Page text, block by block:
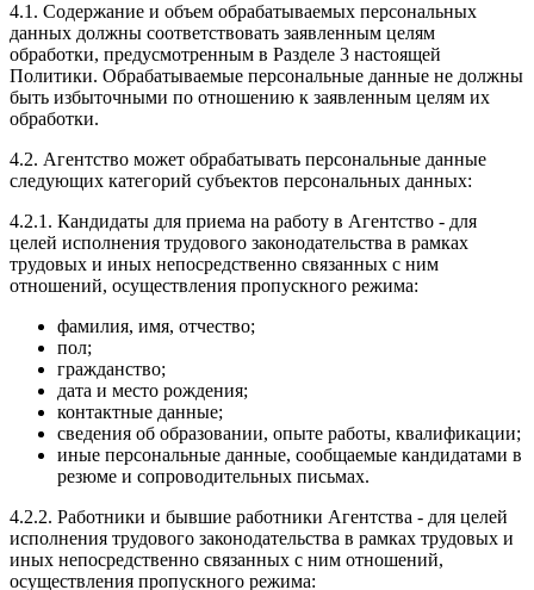
4.1. Содержание и объем обрабатываемых персональных
данных должны соответствовать заявленным целям
обработки, предусмотренным в Разделе 3 настоящей
Политики. Обрабатываемые персональные данные не должны
быть избыточными по отношению к заявленным целям их
обработки.
4.2. Агентство может обрабатывать персональные данные
следующих категорий субъектов персональных данных:
4.2.1. Кандидаты для приема на работу в Агентство - для
целей исполнения трудового законодательства в рамках
трудовых и иных непосредственно связанных с ним
отношений, осуществления пропускного режима:
фамилия, имя, отчество;
пол;
гражданство;
дата и место рождения;
контактные данные;
сведения об образовании, опыте работы, квалификации;
иные персональные данные, сообщаемые кандидатами в
резюме и сопроводительных письмах.
4.2.2. Работники и бывшие работники Агентства - для целей
исполнения трудового законодательства в рамках трудовых и
иных непосредственно связанных с ним отношений,
осуществления пропускного режима: